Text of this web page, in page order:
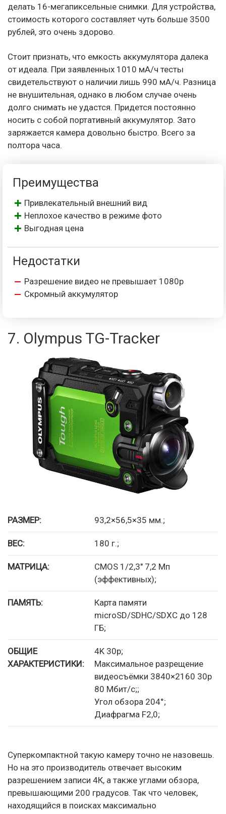
делать 16-мегапиксельные снимки. Для устройства,
стоимость которого составляет чуть больше 3500
рублей, это очень здорово.
Стоит признать, что емкость аккумулятора далека
от идеала. При заявленных 1010 мА/ч тесты
свидетельствуют о наличии лишь 990 мА/ч. Разница
не внушительная, однако в любом случае очень
долго снимать не удастся. Придется постоянно
носить с собой портативный аккумулятор. Зато
заряжается камера довольно быстро. Всего за
полтора часа.
Преимущества
Привлекательный внешний вид
Неплохое качество в режиме фото
Выгодная цена
Недостатки
Разрешение видео не превышает 1080p
Скромный аккумулятор
7. Olympus TG-Tracker
РАЗМЕР: 93,2×56,5×35 мм.;
ВЕС: 180 г.;
МАТРИЦА:
CMOS 1/2,3″ 7,2 Мп
(эффективных);
ПАМЯТЬ:
Карта памяти
microSD/SDHC/SDXC до 128
ГБ;
ОБЩИЕ
ХАРАКТЕРИСТИКИ:
4K 30p;
Максимальное разрещение
видеосъёмки 3840×2160 30p
80 Мбит/с;;
Угол обзора 204°;
Диафрагма F2,0;
Суперкомпактной такую камеру точно не назовешь.
Но на это производитель отвечает высоким
разрешением записи 4К, а также углами обзора,
превышающими 200 градусов. Так что человек,
находящийся в поисках максимально